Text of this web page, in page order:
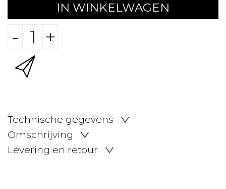
IN WINKELWAGEN
- +
Technische gegevens
Omschrijving
Levering en retour